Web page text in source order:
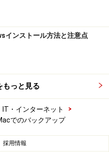
インストール方法と注意点
もっと見る
IT・インターネット
>
でのバックアップ
採用情報